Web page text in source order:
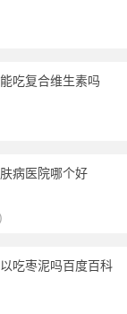
吃复合维生素吗
病医院哪个好
吃枣泥吗百度百科